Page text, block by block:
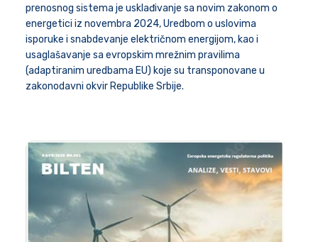
prenosnog sistema je usklađivanje sa novim zakonom o
energetici iz novembra 2024, Uredbom o uslovima
isporuke i snabdevanje električnom energijom, kao i
usaglašavanje sa evropskim mrežnim pravilima
(adaptiranim uredbama EU) koje su transponovane u
zakonodavni okvir Republike Srbije.